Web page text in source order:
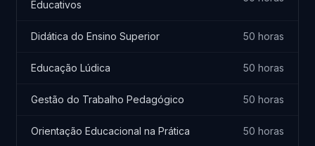
Educativos
Didática do Ensino Superior 50 horas
Educação Lúdica 50 horas
Gestão do Trabalho Pedagógico 50 horas
Orientação Educacional na Prática 50 horas